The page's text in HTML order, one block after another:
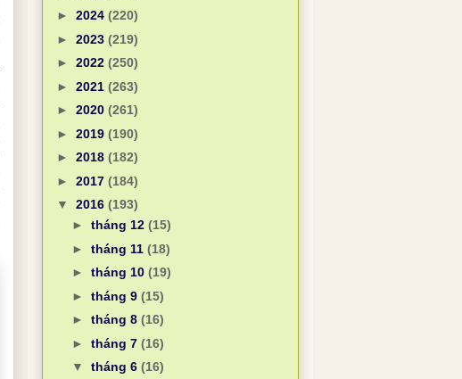
► 2024 (220)
► 2023 (219)
► 2022 (250)
► 2021 (263)
► 2020 (261)
► 2019 (190)
► 2018 (182)
► 2017 (184)
▼ 2016 (193)
► tháng 12 (15)
► tháng 11 (18)
► tháng 10 (19)
► tháng 9 (15)
► tháng 8 (16)
► tháng 7 (16)
▼ tháng 6 (16)